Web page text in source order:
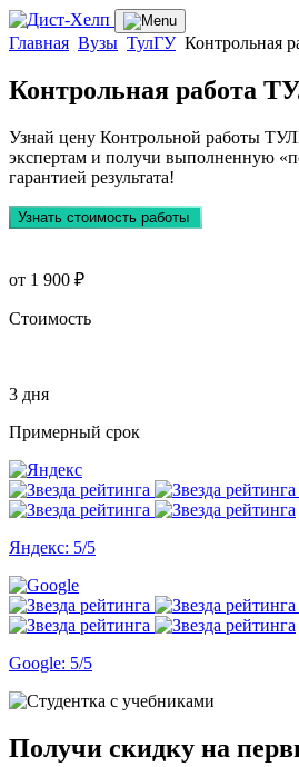
Главная Вузы ТулГУ Контрольная
Контрольная работа
Узнай цену Контрольной работы
экспертам и получи выполненную
гарантией результата!
Узнать стоимость работы
от 1 900 ₽
Стоимость
3 дня
Примерный срок
Яндекс: 5/5
Google: 5/5
Получи скидку на